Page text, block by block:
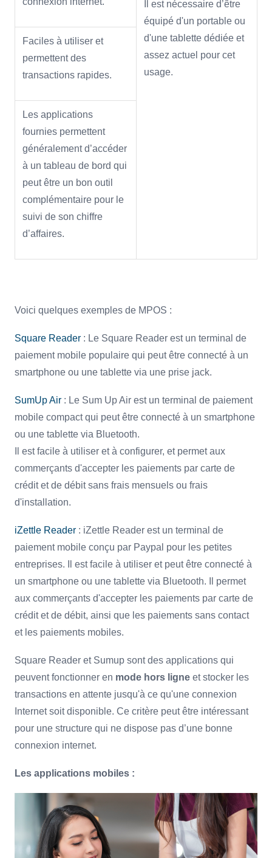
Il est nécessaire d’être
équipé d'un portable ou
d'une tablette dédiée et
assez actuel pour cet
usage.
Faciles à utiliser et
permettent des
transactions rapides.
Les applications
fournies permettent
généralement d’accéder
à un tableau de bord qui
peut être un bon outil
complémentaire pour le
suivi de son chiffre
d’affaires.
Voici quelques exemples de MPOS :
Square Reader : Le Square Reader est un terminal de
paiement mobile populaire qui peut être connecté à un
smartphone ou une tablette via une prise jack.
SumUp Air : Le Sum Up Air est un terminal de paiement
mobile compact qui peut être connecté à un smartphone
ou une tablette via Bluetooth.
Il est facile à utiliser et à configurer, et permet aux
commerçants d'accepter les paiements par carte de
crédit et de débit sans frais mensuels ou frais
d'installation.
iZettle Reader : iZettle Reader est un terminal de
paiement mobile conçu par Paypal pour les petites
entreprises. Il est facile à utiliser et peut être connecté à
un smartphone ou une tablette via Bluetooth. Il permet
aux commerçants d'accepter les paiements par carte de
crédit et de débit, ainsi que les paiements sans contact
et les paiements mobiles.
Square Reader et Sumup sont des applications qui
peuvent fonctionner en mode hors ligne et stocker les
transactions en attente jusqu'à ce qu'une connexion
Internet soit disponible. Ce critère peut être intéressant
pour une structure qui ne dispose pas d’une bonne
connexion internet.
Les applications mobiles :